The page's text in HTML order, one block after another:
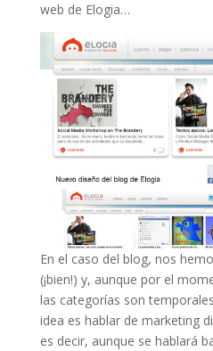
web de Elogia…
En el caso del blog, nos
(¡bien!) y, aunque por el
las categorías son
idea es hablar de marketing
es decir, aunque se hablará